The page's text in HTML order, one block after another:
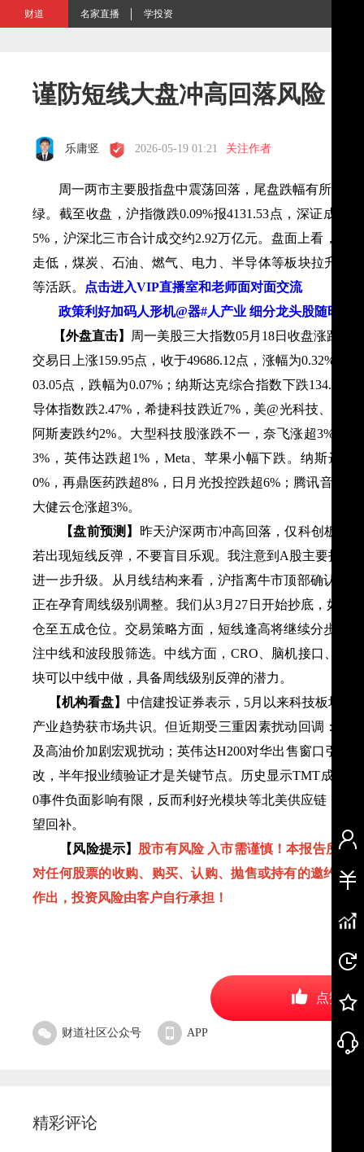
财道 名家直播 学投资
谨防短线大盘冲高回落风险
乐庸竖 2026-05-19 01:21 关注作者
周一两市主要股指盘中震荡回落，尾盘跌幅有所收
绿。截至收盘，沪指微跌0.09%报4131.53点，深证成指
5%，沪深北三市合计成交约2.92万亿元。盘面上看，化
走低，煤炭、石油、燃气、电力、半导体等板块拉升，
等活跃。
点击进入VIP直播室和老师面对面交流
政策利好加码人形机@器#人产业 细分龙头股随时二
【外盘直击】
周一美股三大指数05月18日收盘涨跌不
交易日上涨159.95点，收于49686.12点，涨幅为0.32%；
03.05点，跌幅为0.07%；纳斯达克综合指数下跌134.41
导体指数跌2.47%，希捷科技跌近7%，美@光科技、应
阿斯麦跌约2%。大型科技股涨跌不一，奈飞涨超3%，
3%，英伟达跌超1%，Meta、苹果小幅下跌。纳斯达克
0%，再鼎医药跌超8%，日月光投控跌超6%；腾讯音乐
大健云仓涨超3%。
【盘前预测】 昨天沪深两市冲高回落，仅科创板缩
若出现短线反弹，不要盲目乐观。我注意到A股主要指数
进一步升级。从月线结构来看，沪指离牛市顶部确认就
正在孕育周线级别调整。我们从3月27日开始抄底，如今
仓至五成仓位。交易策略方面，短线逢高将继续分步减
注中线和波段股筛选。中线方面，CRO、脑机接口、半
块可以中线中做，具备周线级别反弹的潜力。
【机构看盘】 中信建投证券表示，5月以来科技板块因
产业趋势获市场共识。但近期受三重因素扰动回调：
及高油价加剧宏观扰动；英伟达H200对华出售窗口引发
改，半年报业绩验证才是关键节点。历史显示TMT成交
0事件负面影响有限，反而利好光模块等北美供应链，并
望回补。
【风险提示】 股市有风险 入市需谨慎！本报告所提
对任何股票的收购、购买、认购、抛售或持有的邀约或
作出，投资风险由客户自行承担！
点赞
财道社区公众号 APP
精彩评论